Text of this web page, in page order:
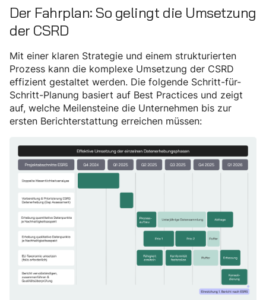
Der Fahrplan: So gelingt die Umsetzung
der CSRD
Mit einer klaren Strategie und einem strukturierten
Prozess kann die komplexe Umsetzung der CSRD
effizient gestaltet werden. Die folgende Schritt-für-
Schritt-Planung basiert auf Best Practices und zeigt
auf, welche Meilensteine die Unternehmen bis zur
ersten Berichterstattung erreichen müssen: